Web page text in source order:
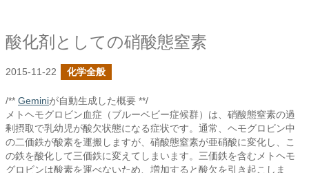
酸化剤としての硝酸態窒素
2015-11-22 化学全般
/** Geminiが自動生成した概要 **/
メトヘモグロビン血症（ブルーベビー症候群）は、硝酸態窒素の過
剰摂取で乳幼児が酸欠状態になる症状です。通常、ヘモグロビン中
の二価鉄が酸素を運搬しますが、硝酸態窒素が亜硝酸に変化し、こ
の鉄を酸化して三価鉄に変えてしまいます。三価鉄を含むメトヘモ
グロビンは酸素を運べないため、増加すると酸欠を引き起こしま